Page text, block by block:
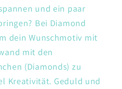
und ein paar
Bei Diamond
dein Wunschmotiv mit
mit den
(Diamonds) zu
Kreativität. Geduld und